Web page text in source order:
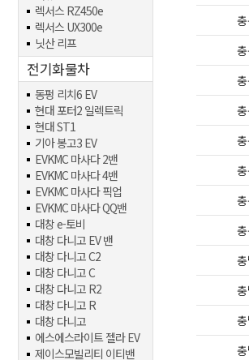
렉서스 RZ450e
렉서스 UX300e
닛산 리프
전기화물차
동펑 리치6 EV
현대 포터2 일렉트릭
현대 ST1
기아 봉고3 EV
EVKMC 마사다 2밴
EVKMC 마사다 4밴
EVKMC 마사다 픽업
EVKMC 마사다 QQ밴
대창 e-토비
대창 다니고 EV 밴
대창 다니고 C2
대창 다니고 C
대창 다니고 R2
대창 다니고 R
대창 다니고
에스에스라이트 젤라 EV
제이스모빌리티 이티밴